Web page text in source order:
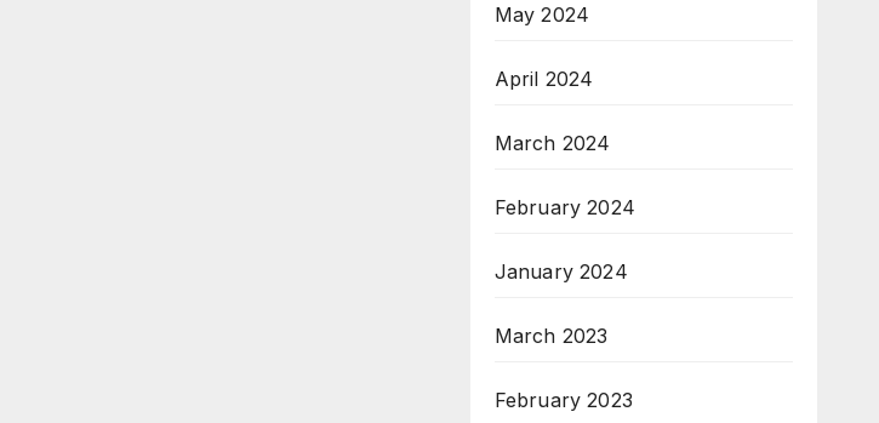
May 2024
April 2024
March 2024
February 2024
January 2024
March 2023
February 2023